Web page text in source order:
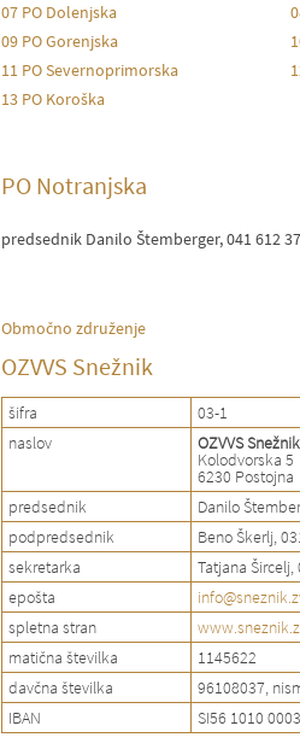
07 PO Dolenjska
09 PO Gorenjska
11 PO Severnoprimorska
13 PO Koroška
PO Notranjska
predsednik Danilo Štemberger, 041 612
Območno združenje
OZVVS Snežnik
šifra
03-1
naslov
OZVVS Snežnik
Kolodvorska 5
6230 Postojna
predsednik
Danilo
podpredsednik
Beno Škerlj,
sekretarka
Tatjana
epošta
spletna stran
matična številka
1145622
davčna številka
96108037,
IBAN
SI56 1010